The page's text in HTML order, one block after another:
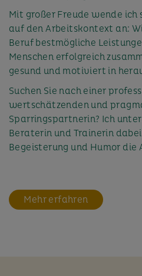
Mit großer Freude wende ich
auf den Arbeitskontext an:
Beruf bestmögliche
Menschen erfolgreich
gesund und motiviert in
Suchen Sie nach einer
wertschätzenden und
Sparringspartnerin? Ich
Beraterin und Trainerin
Begeisterung und Humor
Mehr erfahren